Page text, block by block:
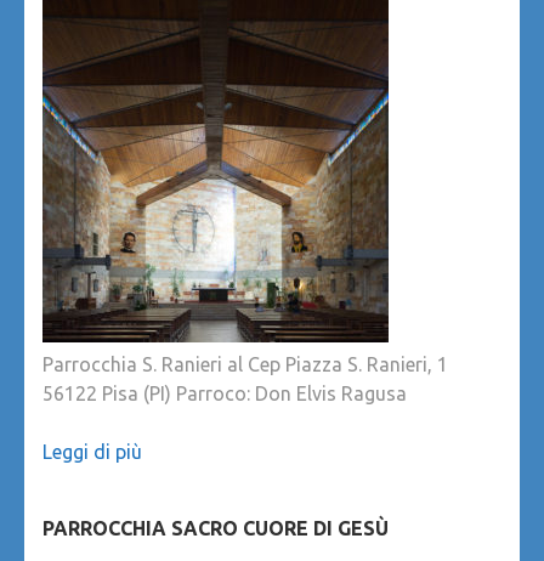
Parrocchia S. Ranieri al Cep Piazza S. Ranieri, 1
56122 Pisa (PI) Parroco: Don Elvis Ragusa
Leggi di più
PARROCCHIA SACRO CUORE DI GESÙ